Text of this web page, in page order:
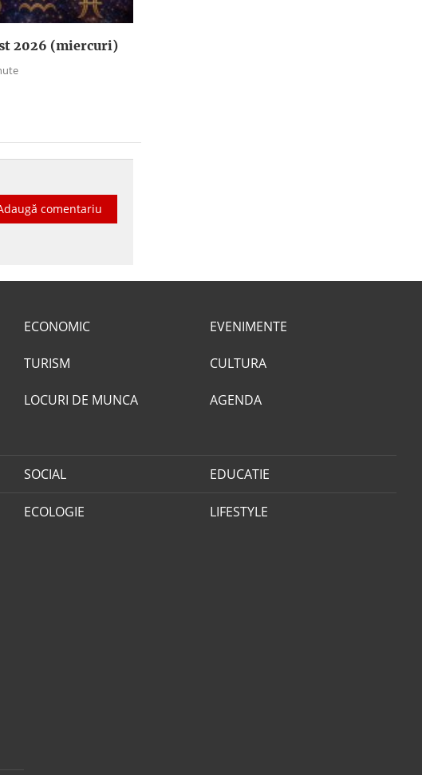
2026 (miercuri)
comentariu
ECONOMIC
TURISM
LOCURI DE MUNCA
EVENIMENTE
CULTURA
AGENDA
SOCIAL EDUCATIE
ECOLOGIE LIFESTYLE